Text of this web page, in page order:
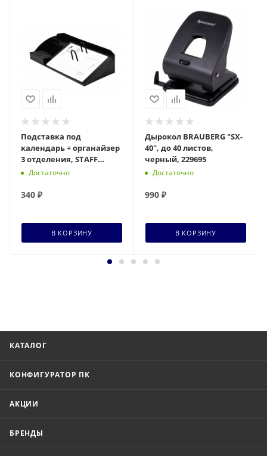
Подставка под
календарь + органайзер
3 отделения, STAFF
MANAGER, 310*150*75мм,
Достаточно
340 ₽
В КОРЗИНУ
Дырокол BRAUBERG "SX-
40", до 40 листов,
черный, 229695
Достаточно
990 ₽
В КОРЗИНУ
КАТАЛОГ
КОНФИГУРАТОР ПК
АКЦИИ
БРЕНДЫ